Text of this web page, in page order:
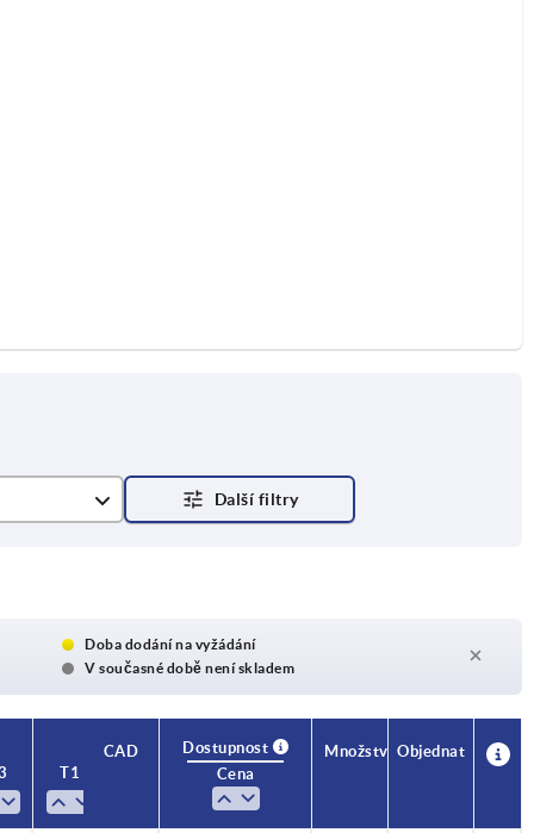
Doba dodání na vyžádání
V současné době není skladem
T1
CAD
Dostupnost
Cena
Množství Objednat